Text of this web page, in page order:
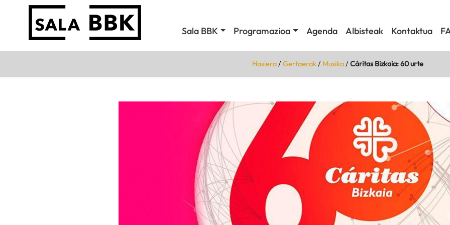
Sala BBK Programazioa Agenda Albisteak Kontaktua
Hasiera/Gertaerak/ Musika/Cáritas Bizkaia: 60 urte